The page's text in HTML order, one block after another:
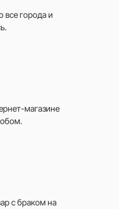
все городаи
магазине
с браком на